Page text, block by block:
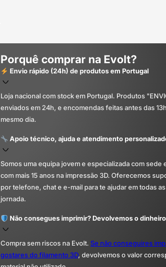
Porquê comprar na Evolt?
Envio rápido (24h) de produtos em Portugal
Loja nacional com stock em Portugal. Produtos
enviados em 24h, e encomendas feitas antes das
mesmo dia.
Apoio técnico, ajuda e atendimento
Somos uma equipa jovem e especializada com sede
com mais 15 anos na impressão 3D. Oferecemos
por telefone, chat e e-mail para te ajudar em todas
jornada.
Não consegues imprimir? Devolvemos o
Compra sem riscos na Evolt. Se não conseguires
gostares do filamento 3D, devolvemos o valor